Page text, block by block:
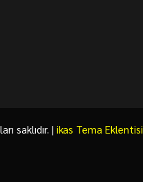
saklıdır. | ikas Tema Eklentisi